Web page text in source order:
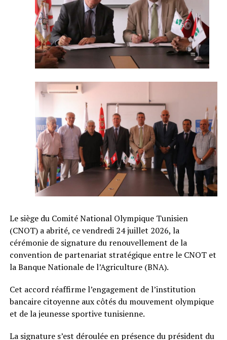
Le siège du Comité National Olympique Tunisien
(CNOT) a abrité, ce vendredi 24 juillet 2026, la
cérémonie de signature du renouvellement de la
convention de partenariat stratégique entre le CNOT et
la Banque Nationale de l’Agriculture (BNA).
Cet accord réaffirme l’engagement de l’institution
bancaire citoyenne aux côtés du mouvement olympique
et de la jeunesse sportive tunisienne.
La signature s’est déroulée en présence du président du